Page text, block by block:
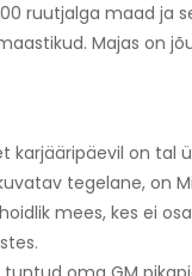
ruutjalga maad ja
Majas on
karjääripäevil on tal
tegelane, on
mees, kes ei